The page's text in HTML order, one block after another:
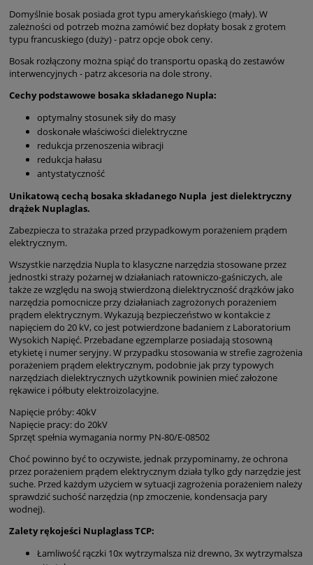
Domyślnie bosak posiada grot typu amerykańskiego (mały). W
zależności od potrzeb można zamówić bez dopłaty bosak z grotem
typu francuskiego (duży) - patrz opcje obok ceny.
Bosak rozłączony można spiąć do transportu opaską do zestawów
interwencyjnych - patrz akcesoria na dole strony.
Cechy podstawowe bosaka składanego Nupla:
optymalny stosunek siły do masy
doskonałe właściwości dielektryczne
redukcja przenoszenia wibracji
redukcja hałasu
antystatyczność
Unikatową cechą bosaka składanego Nupla jest dielektryczny
drążek Nuplaglas.
Zabezpiecza to strażaka przed przypadkowym porażeniem prądem
elektrycznym.
Wszystkie narzędzia Nupla to klasyczne narzędzia stosowane przez
jednostki straży pożarnej w działaniach ratowniczo-gaśniczych, ale
także ze względu na swoją stwierdzoną dielektryczność drążków jako
narzędzia pomocnicze przy działaniach zagrożonych porażeniem
prądem elektrycznym. Wykazują bezpieczeństwo w kontakcie z
napięciem do 20 kV, co jest potwierdzone badaniem z Laboratorium
Wysokich Napięć. Przebadane egzemplarze posiadają stosowną
etykietę i numer seryjny. W przypadku stosowania w strefie zagrożenia
porażeniem prądem elektrycznym, podobnie jak przy typowych
narzędziach dielektrycznych użytkownik powinien mieć założone
rękawice i półbuty elektroizolacyjne.
Napięcie próby: 40kV
Napięcie pracy: do 20kV
Sprzęt spełnia wymagania normy PN-80/E-08502
Choć powinno być to oczywiste, jednak przypominamy, że ochrona
przez porażeniem prądem elektrycznym działa tylko gdy narzędzie jest
suche. Przed każdym użyciem w sytuacji zagrożenia porażeniem należy
sprawdzić suchość narzędzia (np zmoczenie, kondensacja pary
wodnej).
Zalety rękojeści Nuplaglass TCP:
Łamliwość rączki 10x wytrzymalsza niż drewno, 3x wytrzymalsza